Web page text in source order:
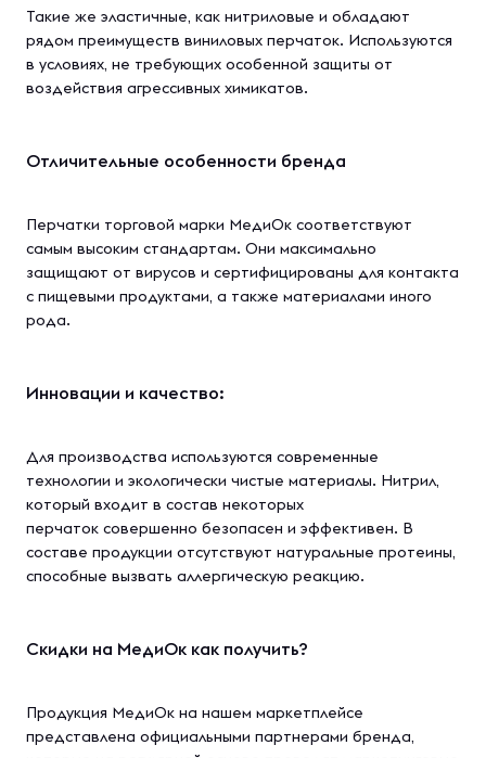
Такие же эластичные, как нитриловые и обладают
рядом преимуществ виниловых перчаток. Используются
в условиях, не требующих особенной защиты от
воздействия агрессивных химикатов.
Отличительные особенности бренда
Перчатки торговой марки МедиОк соответствуют
самым высоким стандартам. Они максимально
защищают от вирусов и сертифицированы для контакта
с пищевыми продуктами, а также материалами иного
рода.
Инновации и качество:
Для производства используются современные
технологии и экологически чистые материалы. Нитрил,
который входит в состав некоторых
перчаток совершенно безопасен и эффективен. В
составе продукции отсутствуют натуральные протеины,
способные вызвать аллергическую реакцию.
Скидки на МедиОк как получить?
Продукция МедиОк на нашем маркетплейсе
представлена официальными партнерами бренда,